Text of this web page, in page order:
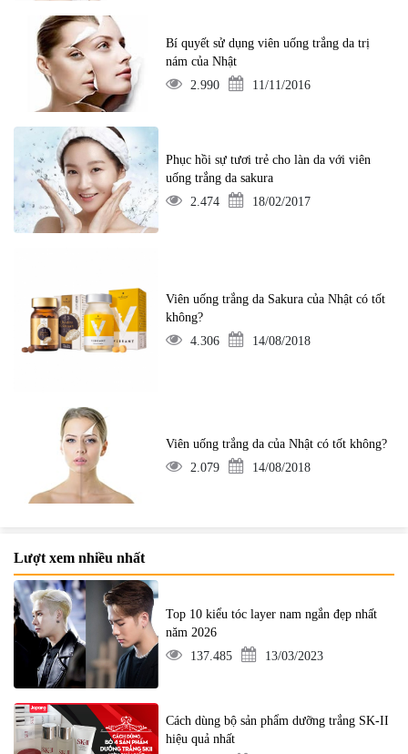
Bí quyết sử dụng viên uống trắng da trị
nám của Nhật
2.990
11/11/2016
Phục hồi sự tươi trẻ cho làn da với viên
uống trắng da sakura
2.474
18/02/2017
Viên uống trắng da Sakura của Nhật có tốt
không?
4.306
14/08/2018
Viên uống trắng da của Nhật có tốt không?
2.079
14/08/2018
Lượt xem nhiều nhất
Top 10 kiểu tóc layer nam ngắn đẹp nhất
năm 2026
137.485
13/03/2023
Cách dùng bộ sản phẩm dưỡng trắng SK-II
hiệu quả nhất